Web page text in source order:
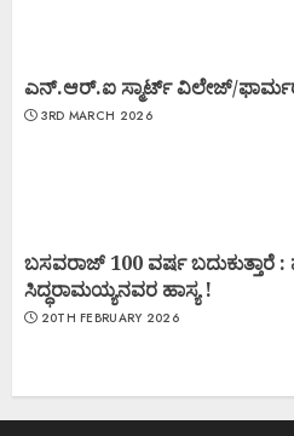
ಎನ್.ಆರ್.ಐ ಸ್ಮಾರ್ಟ್ ವಿಲೇಜ್/
3RD MARCH 2026
ಬಸವರಾಜ್ 100 ವರ್ಷ ಬದುಕುತ್ತಾರೆ :
ಸಿದ್ಧರಾಮಯ್ಯನವರ ಹಾಸ್ಯ !
20TH FEBRUARY 2026